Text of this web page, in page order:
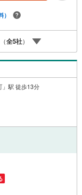
心か」をプロが明確に
も一生涯お守りしま
象店舗 当店でのご成約
ペーン対象です！※必
上お問い合わせくださ
）
全5社）
」駅 徒歩13分